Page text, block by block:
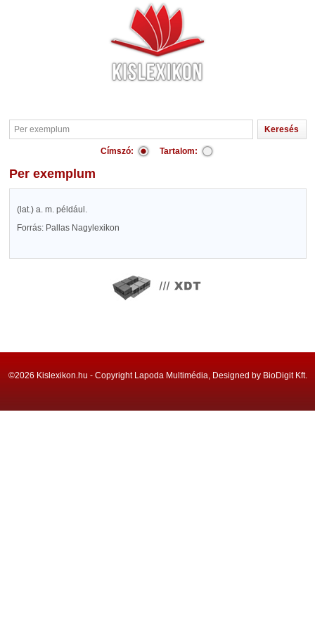
Címszó: Tartalom:
Per exemplum
(lat.) a. m. például.
Forrás: Pallas Nagylexikon
©2026 Kislexikon.hu - Copyright Lapoda Multimédia, Designed by BioDigit Kft.